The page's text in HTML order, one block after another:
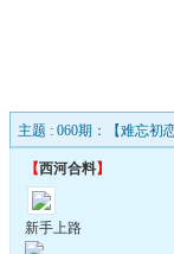
主题 : 060期：【难忘初
【西河合料】
新手上路